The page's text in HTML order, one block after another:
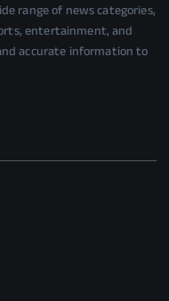
range of news categories,
entertainment, and
accurate information to